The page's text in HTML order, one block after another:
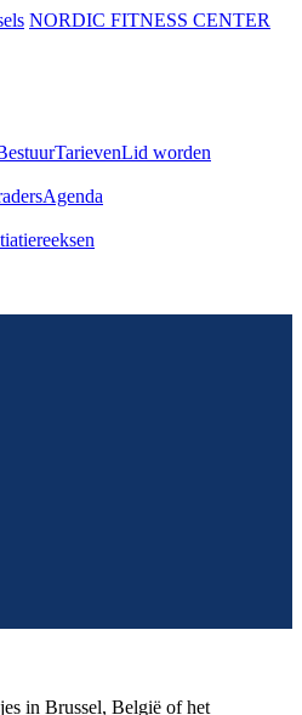
NORDIC FITNESS CENTER
TarievenLid worden
Agenda
in Brussel, België of het